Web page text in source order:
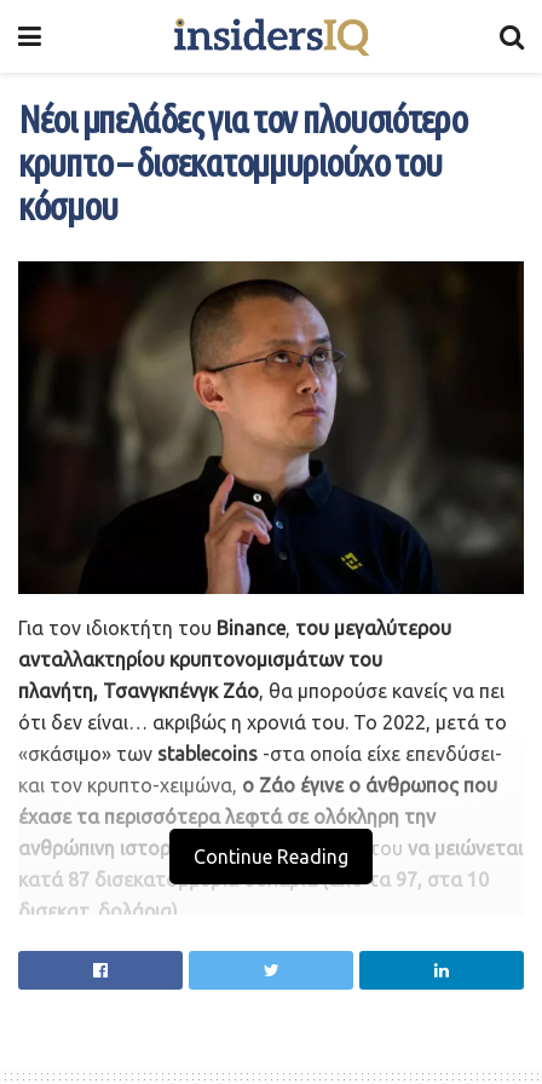
Νέοι μπελάδες για τον πλουσιότερο
κρυπτο – δισεκατομμυριούχο του
κόσμου
Για τον ιδιοκτήτη του Binance, του μεγαλύτερου
ανταλλακτηρίου κρυπτονομισμάτων του
πλανήτη, Τσανγκπένγκ Ζάο, θα μπορούσε κανείς να πει
ότι δεν είναι… ακριβώς η χρονιά του. Το 2022, μετά το
«σκάσιμο» των stablecoins -στα οποία είχε επενδύσει-
και τον κρυπτο-χειμώνα, ο Ζάο έγινε ο άνθρωπος που
έχασε τα περισσότερα λεφτά σε ολόκληρη την
ανθρώπινη ιστορία!
Είδε την περιουσία του να μειώνεται
κατά 87 δισεκατομμύρια δολάρια (από τα 97, στα 10
δισεκατ. δολάρια)
Το όνομα του Ζάο βέβαια, έχει «παίξει» πολύ από
πέρυσι, όταν, υπερασπιζόμενος το Binance,αποκαλούσε
Continue Reading